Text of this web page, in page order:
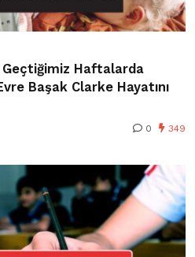
Geçtiğimiz Haftalarda
Başak Clarke Hayatını
0 349